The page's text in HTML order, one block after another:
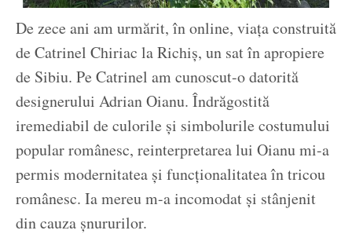
De zece ani am urmărit, în online, viața construită
de Catrinel Chiriac la Richiș, un sat în apropiere
de Sibiu. Pe Catrinel am cunoscut-o datorită
designerului Adrian Oianu. Îndrăgostită
iremediabil de culorile și simbolurile costumului
popular românesc, reinterpretarea lui Oianu mi-a
permis modernitatea și funcționalitatea în tricou
românesc. Ia mereu m-a incomodat și stânjenit
din cauza șnururilor.